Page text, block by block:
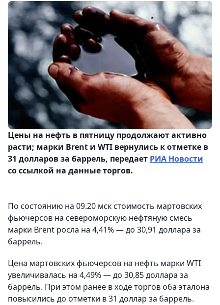
Цены на нефть в пятницу продолжают активно
расти; марки Brent и WTI вернулись к отметке в
31 долларов за баррель, передает РИА Новости
со ссылкой на данные торгов.
По состоянию на 09.20 мск стоимость мартовских
фьючерсов на североморскую нефтяную смесь
марки Brent росла на 4,41% — до 30,91 доллара за
баррель.
Цена мартовских фьючерсов на нефть марки WTI
увеличивалась на 4,49% — до 30,85 доллара за
баррель. При этом ранее в ходе торгов оба эталона
повысились до отметки в 31 доллар за баррель.